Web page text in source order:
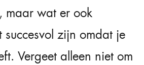
maar wat er ook
succesvol zijn omdat je
Vergeet alleen niet om